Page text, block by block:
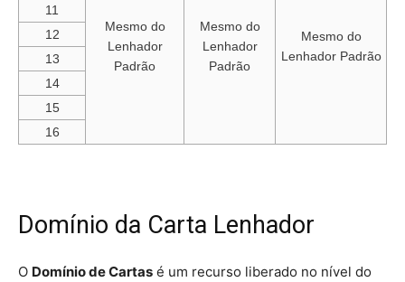
Mesmo do
Lenhador
Padrão
Mesmo do
Lenhador
Padrão
Mesmo do
Lenhador Padrão
11
12
13
14
15
16
Domínio da Carta Lenhador
O Domínio de Cartas é um recurso liberado no nível do